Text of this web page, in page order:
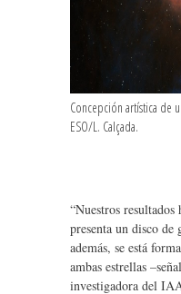
Concepción artística de
ESO/L. Calçada.
“Nuestros
presenta un disco de
además, se está
ambas estrellas
investigadora del